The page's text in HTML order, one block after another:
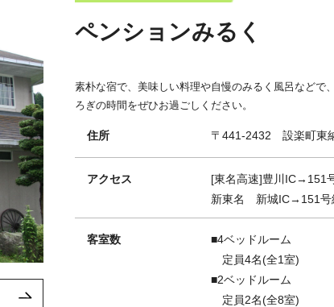
ペンションみるく
素朴な宿で、美味しい料理や自慢のみるく風呂などで
ろぎの時間をぜひお過ごしください。
住所 〒441-2432 設楽町東
アクセス
[東名高速]豊川IC→151
新東名 新城IC→151号
客室数
■4ベッドルーム
定員4名(全1室)
■2ベッドルーム
定員2名(全8室)